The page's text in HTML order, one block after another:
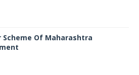
Scheme Of Maharashtra